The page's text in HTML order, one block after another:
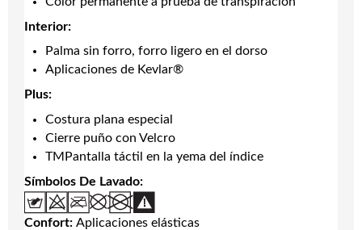
Interior:
Palma sin forro, forro ligero en el dorso
Aplicaciones de Kevlar®
Plus:
Costura plana especial
Cierre puño con Velcro
TMPantalla táctil en la yema del índice
Símbolos De Lavado:
Confort: Aplicaciones elásticas